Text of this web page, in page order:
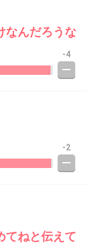
なんだろうな
-4
-2
てねと伝えて